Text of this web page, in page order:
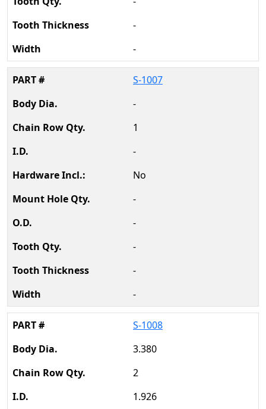
-
-
S-1007
-
1
-
No
-
-
-
-
-
S-1008
3.380
2
1.926